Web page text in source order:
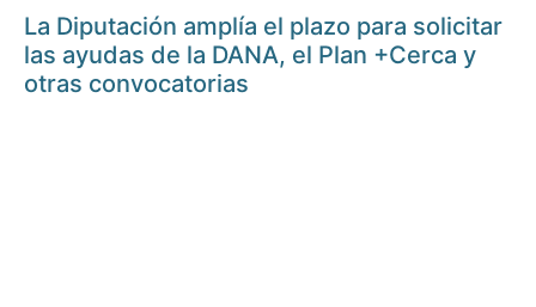
La Diputación amplía el plazo para solicitar
las ayudas de la DANA, el Plan +Cerca y
otras convocatorias